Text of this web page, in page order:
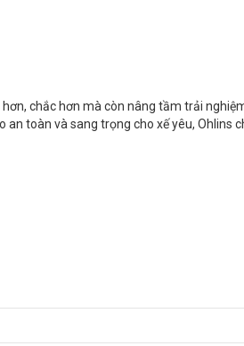
chắc hơn mà còn nâng tầm trải
an toàn và sang trọng cho xế yêu, Ohlins